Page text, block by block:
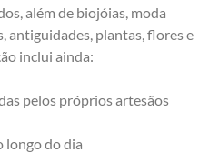
além de biojóias, moda
antiguidades, plantas, flores e
inclui ainda:
pelos próprios artesãos
longo do dia